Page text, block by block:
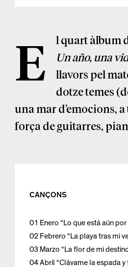
E
l quart àlbum
Un año, una
llavors pel
dotze temes
una mar d’emocions,
força de guitarres,
CANÇONS
01 Enero “Lo que está aún
02 Febrero “La playa tras mi
03 Marzo “La flor de mi
04 Abril “Clávame la espada y